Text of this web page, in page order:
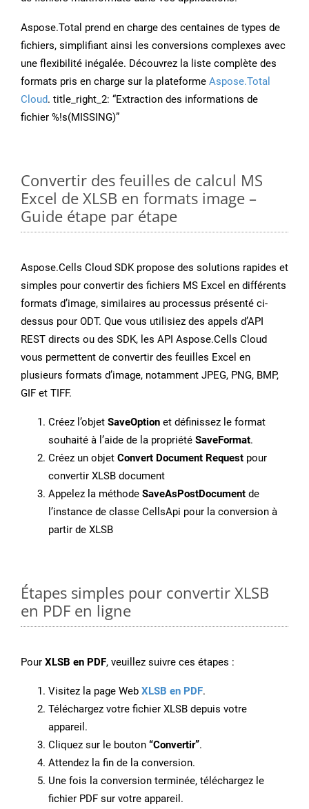
Aspose.Total prend en charge des centaines de types de
fichiers, simplifiant ainsi les conversions complexes avec
une flexibilité inégalée. Découvrez la liste complète des
formats pris en charge sur la plateforme Aspose.Total
Cloud. title_right_2: “Extraction des informations de
fichier %!s(MISSING)”
Convertir des feuilles de calcul MS
Excel de XLSB en formats image –
Guide étape par étape
Aspose.Cells Cloud SDK propose des solutions rapides et
simples pour convertir des fichiers MS Excel en différents
formats d’image, similaires au processus présenté ci-
dessus pour ODT. Que vous utilisiez des appels d’API
REST directs ou des SDK, les API Aspose.Cells Cloud
vous permettent de convertir des feuilles Excel en
plusieurs formats d’image, notamment JPEG, PNG, BMP,
GIF et TIFF.
Créez l’objet SaveOption et définissez le format
souhaité à l’aide de la propriété SaveFormat.
Créez un objet Convert Document Request pour
convertir XLSB document
Appelez la méthode SaveAsPostDocument de
l’instance de classe CellsApi pour la conversion à
partir de XLSB
Étapes simples pour convertir XLSB
en PDF en ligne
Pour XLSB en PDF, veuillez suivre ces étapes :
Visitez la page Web XLSB en PDF.
Téléchargez votre fichier XLSB depuis votre
appareil.
Cliquez sur le bouton “Convertir”.
Attendez la fin de la conversion.
Une fois la conversion terminée, téléchargez le
fichier PDF sur votre appareil.